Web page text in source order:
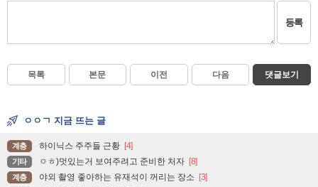
등록
목록 본문 이전 다음 댓글보기
ㅇㅇㄱ 지금 뜨는 글
계층 하이닉스 주주들 근황 [4]
기타 ㅇㅎ)멋있는거 보여주려고 준비한 처자 [8]
계층 야외 촬영 좋아하는 유재석이 꺼리는 장소 [3]